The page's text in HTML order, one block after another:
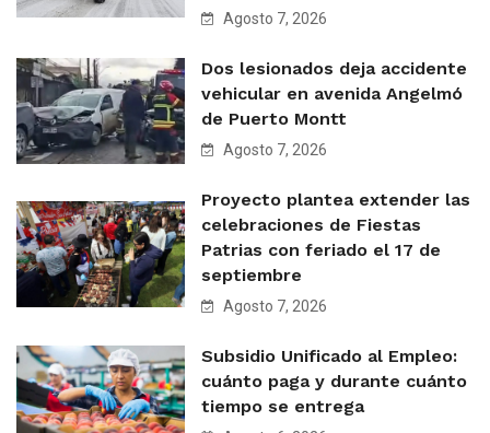
Agosto 7, 2026
Dos lesionados deja accidente
vehicular en avenida Angelmó
de Puerto Montt
Agosto 7, 2026
Proyecto plantea extender las
celebraciones de Fiestas
Patrias con feriado el 17 de
septiembre
Agosto 7, 2026
Subsidio Unificado al Empleo:
cuánto paga y durante cuánto
tiempo se entrega